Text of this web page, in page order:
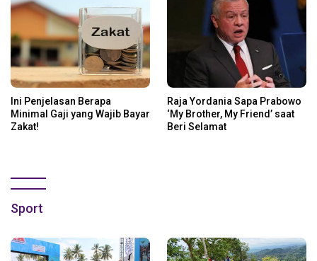
Ini Penjelasan Berapa
Minimal Gaji yang Wajib Bayar
Zakat!
Raja Yordania Sapa Prabowo
‘My Brother, My Friend’ saat
Beri Selamat
Sport